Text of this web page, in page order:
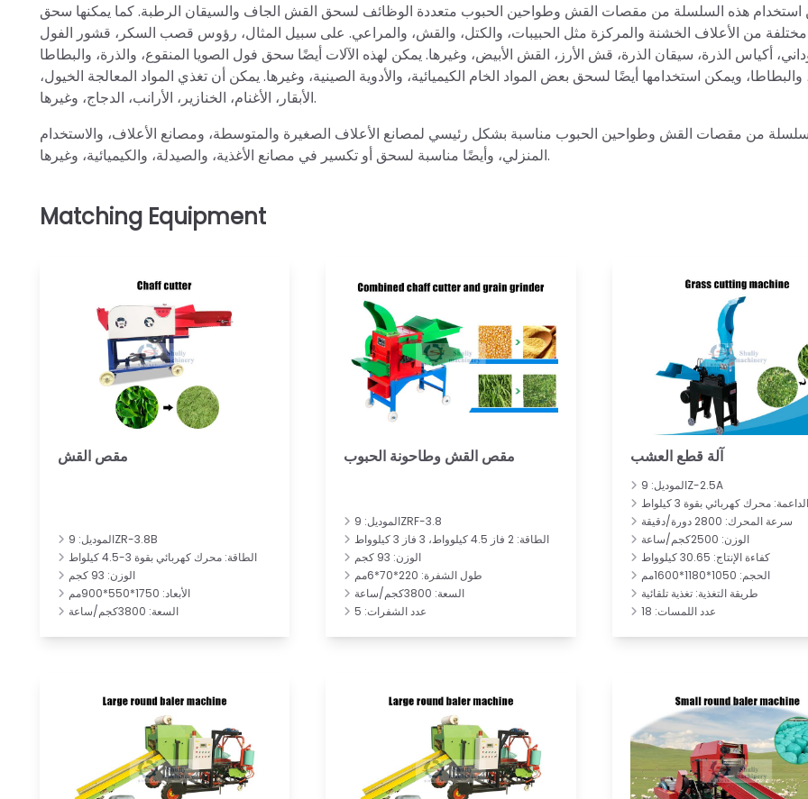
استخدام هذه السلسلة من مقصات القش وطواحين الحبوب متعددة الوظائف لسحق القش الجاف والسيقان الرطبة. كما يمكنها سحق
مختلفة من الأعلاف الخشنة والمركزة مثل الحبيبات، والكتل، والقش، والمراعي. على سبيل المثال، رؤوس قصب السكر، قشور الفول
أكياس الذرة، سيقان الذرة، قش الأرز، القش الأبيض، وغيرها. يمكن لهذه الآلات أيضًا سحق فول الصويا المنقوع، والذرة، والبطاطا
والبطاطا، ويمكن استخدامها أيضًا لسحق بعض المواد الخام الكيميائية، والأدوية الصينية، وغيرها. يمكن أن تغذي المواد المعالجة الخيول،
الأبقار، الأغنام، الخنازير، الأرانب، الدجاج، وغيرها.
من مقصات القش وطواحين الحبوب مناسبة بشكل رئيسي لمصانع الأعلاف الصغيرة والمتوسطة، ومصانع الأعلاف، والاستخدام
المنزلي، وأيضًا مناسبة لسحق أو تكسير في مصانع الأغذية، والصيدلة، والكيميائية، وغيرها.
مقص القش
الموديل: 9ZR-3.8B
الطاقة: محرك كهربائي بقوة 3-4.5 كيلواط
الوزن: 93 كجم
الأبعاد: 1750*550*900مم
السعة: 3800كجم/ساعة
مقص القش وطاحونة الحبوب
الموديل: 9ZRF-3.8
الطاقة: 2 فاز 4.5 كيلوواط، 3 فاز 3 كيلوواط
الوزن: 93 كجم
طول الشفرة: 220*70*6مم
السعة: 3800كجم/ساعة
عدد الشفرات: 5
آلة قطع العشب
الموديل: 9Z-2.5A
محرك كهربائي بقوة 3 كيلواط
سرعة المحرك: 2800 دورة/دقيقة
الوزن: 2500كجم/ساعة
كفاءة الإنتاج: 30.65 كيلوواط
الحجم: 1050*1180*1600مم
طريقة التغذية: تغذية تلقائية
عدد اللمسات: 18